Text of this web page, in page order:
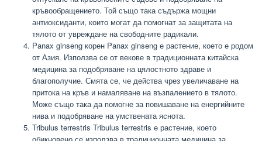
кръвообращението. Той също така съдържа мощни
антиоксиданти, които могат да помогнат за защитата на
тялото от увреждане на свободните радикали.
Panax ginseng корен Panax ginseng е растение, което е родом
от Азия. Използва се от векове в традиционната китайска
медицина за подобряване на цялостното здраве и
благополучие. Смята се, че действа чрез увеличаване на
притока на кръв и намаляване на възпалението в тялото.
Може също така да помогне за повишаване на енергийните
нива и подобряване на умствената яснота.
Tribulus terrestris Tribulus terrestris е растение, което